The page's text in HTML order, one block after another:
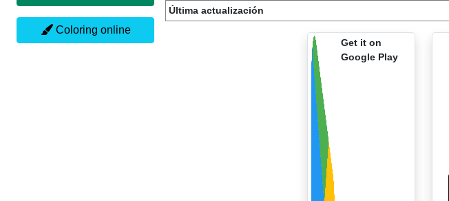
Coloring online
Última actualización
Get it on
Google Play